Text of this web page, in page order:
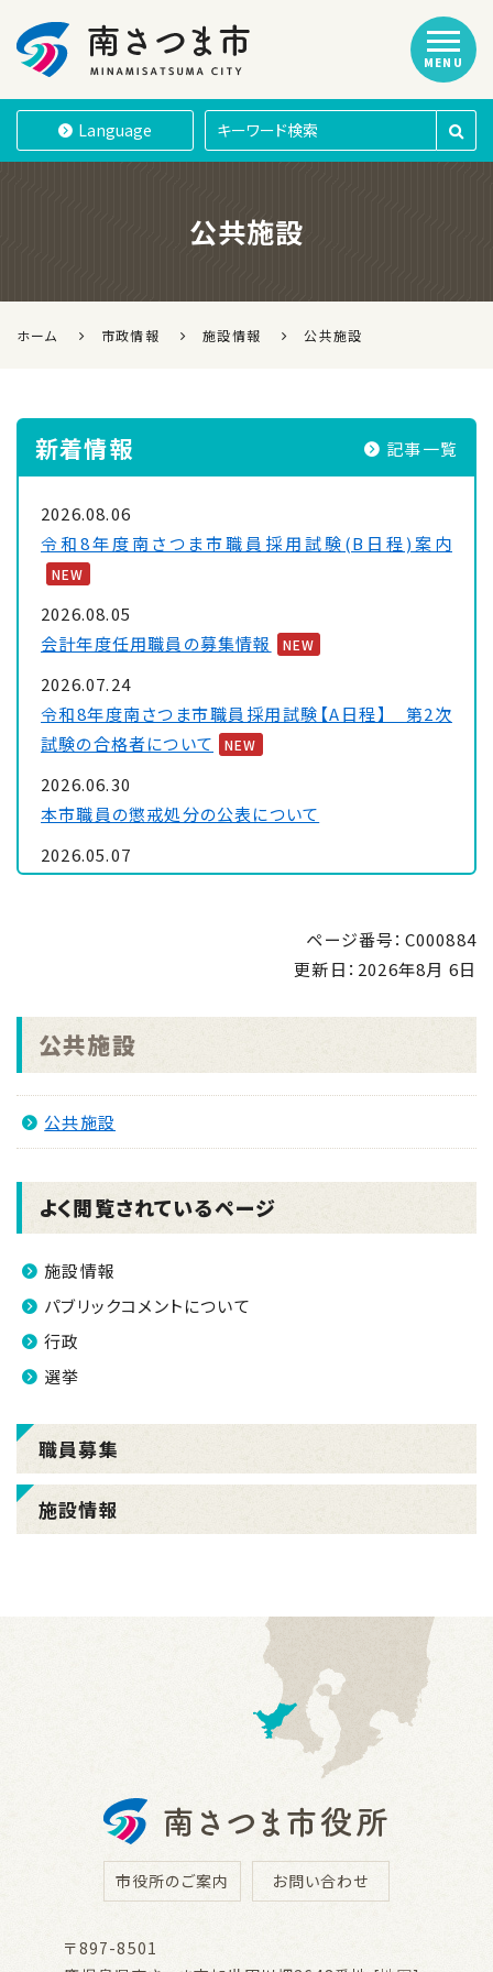
南さつま市
Language
MENU
公共施設
ホーム 市政情報 施設情報 公共施設
新着情報 記事一覧
2026.08.06
令和8年度南さつま市職員採用試験(B日程)案内
NEW
2026.08.05
会計年度任用職員の募集情報
NEW
2026.07.24
令和8年度南さつま市職員採用試験【A日程】 第2次
試験の合格者について
NEW
2026.06.30
本市職員の懲戒処分の公表について
2026.05.07
「南さつま市DX推進基本計画」の公表について
しました。(令和8年2月)
2025.12.12
南さつま市任期付職員(弁護士)採用試験案内 ※随
時募集※
2025.11.16
南さつま市議会議員選挙及び南さつま市長選挙(令和
2025.09.10
風12号被災に伴う復旧・復興支援のお願い～
ページ番号：C000884
更新日： 2026年8月 6日
公共施設
公共施設
よく閲覧されているページ
施設情報
パブリックコメントについて
行政
選挙
職員募集
施設情報
市役所のご案内 お問い合わせ
〒897-8501